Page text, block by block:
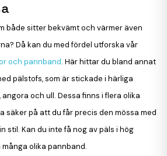
både sitter bekvämt och värmer även
Då kan du med fördel utforska vår
och pannband. Här hittar du bland annat
pälstofs, som är stickade i härliga
och ull. Dessa finns i flera olika
säker på att du får precis den mössa med
stil. Kan du inte få nog av päls i hög
olika pannband.